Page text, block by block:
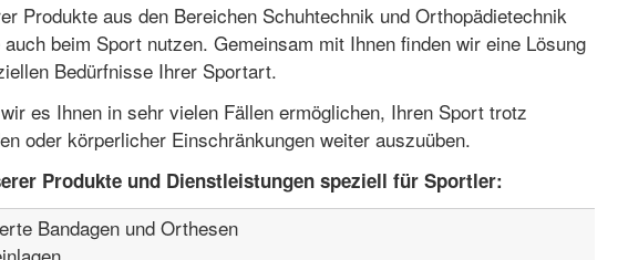
Produkte aus den Bereichen Schuhtechnik und Orthopädietechnik
auch beim Sport nutzen. Gemeinsam mit Ihnen finden wir eine Lösung
Bedürfnisse Ihrer Sportart.
es Ihnen in sehr vielen Fällen ermöglichen, Ihren Sport trotz
oder körperlicher Einschränkungen weiter auszuüben.
Produkte und Dienstleistungen speziell für Sportler:
Bandagen und Orthesen